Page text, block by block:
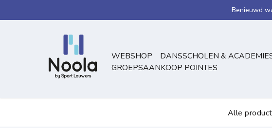
Benieuwd
WEBSHOP
DANSSCHOLEN &
GROEPSAANKOOP POINTES
Alle